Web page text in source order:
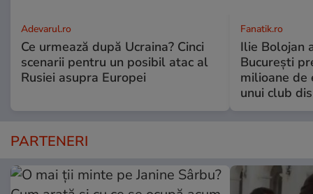
Adevarul.ro
Ce urmează după Ucraina? Cinci
scenarii pentru un posibil atac al
Rusiei asupra Europei
Fanatik.ro
Ilie Bolojan
București
milioane de
unui club
PARTENERI